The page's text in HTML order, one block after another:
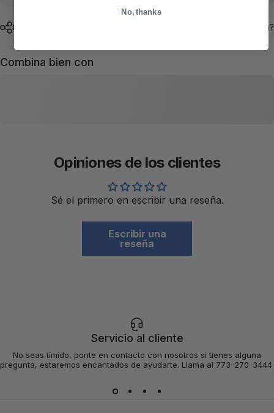
Compartir ¿Necesitas ayuda?
Combina bien con
Opiniones de los clientes
Sé el primero en escribir una reseña.
Escribir una
reseña
Servicio al cliente
No seas tímido, ponte en contacto con nosotros si tienes alguna
pregunta, estaremos encantados de ayudarte. Llama al 773-270-3444.
No, thanks